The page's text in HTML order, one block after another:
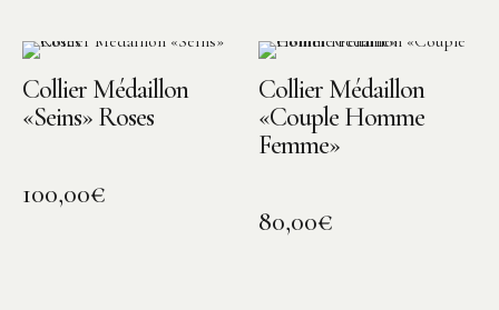
Collier Médaillon
«Seins» Roses
100,00€
Collier Médaillon
«Couple Homme
Femme»
80,00€